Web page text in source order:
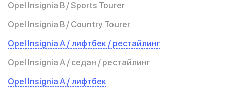
Opel Insignia B / Sports Tourer
Opel Insignia B / Country Tourer
Opel Insignia A / лифтбек / рестайлинг
Opel Insignia A / седан / рестайлинг
Opel Insignia A / лифтбек